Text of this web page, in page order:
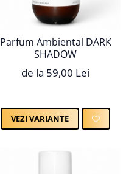
Parfum Ambiental DARK
SHADOW
de la 59,00 Lei
VEZI VARIANTE